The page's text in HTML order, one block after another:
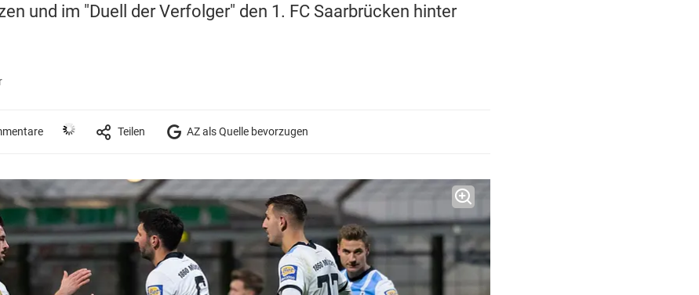
und im "Duell der Verfolger" den 1. FC Saarbrücken hinter
Teilen AZ als Quelle bevorzugen